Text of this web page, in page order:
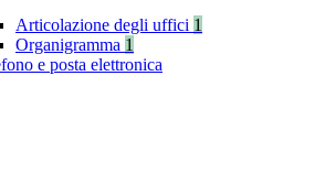
Articolazione degli uffici 1
Organigramma 1
e posta elettronica